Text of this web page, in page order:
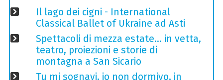
Il lago dei cigni - International
Classical Ballet of Ukraine ad Asti
Spettacoli di mezza estate… in vetta,
teatro, proiezioni e storie di
montagna a San Sicario
Tu mi sognavi, io non dormivo, in